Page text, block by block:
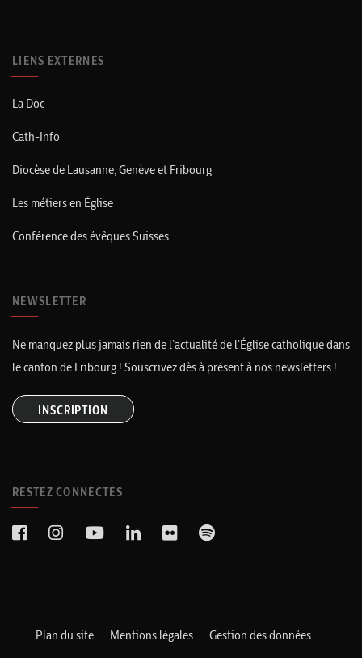
LIENS EXTERNES
La Doc
Cath-Info
Diocèse de Lausanne, Genève et Fribourg
Les métiers en Église
Conférence des évêques Suisses
NEWSLETTER
Ne manquez plus jamais rien de l’actualité de l’Église catholique dans
le canton de Fribourg ! Souscrivez dès à présent à nos newsletters !
INSCRIPTION
RESTEZ CONNECTÉS
Plan du site Mentions légales Gestion des données